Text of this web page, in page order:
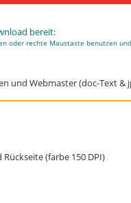
bereit:
oder rechte Maustaste benutzen
und Webmaster (doc-Text &
(farbe 150 DPI)